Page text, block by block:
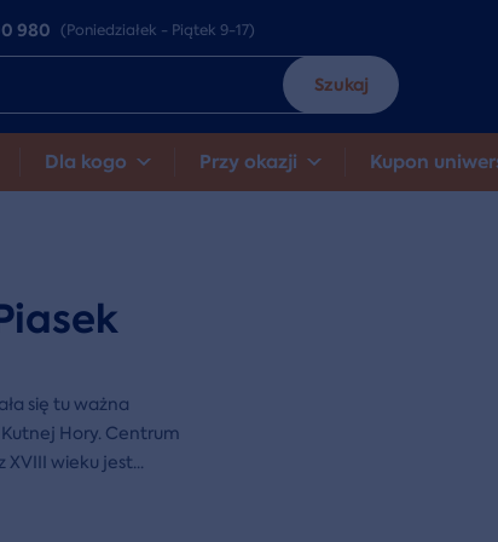
980 (Poniedziałek - Piątek 9-17)
Szukaj
Dla kogo Przy okazji Kupon
się tu ważna
Hory. Centrum
XVIII wieku jest...